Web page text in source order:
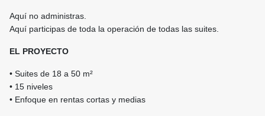
Aquí no administras.
Aquí participas de toda la operación de todas las suites.
EL PROYECTO
• Suites de 18 a 50 m²
• 15 niveles
• Enfoque en rentas cortas y medias